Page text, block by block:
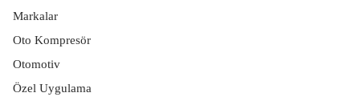
Markalar
Oto Kompresör
Otomotiv
Özel Uygulama